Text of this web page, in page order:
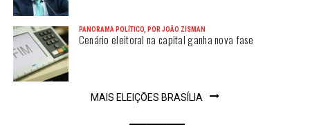
PANORAMA POLÍTICO, POR JOÃO ZISMAN
Cenário eleitoral na capital ganha nova fase
MAIS ELEIÇÕES BRASÍLIA